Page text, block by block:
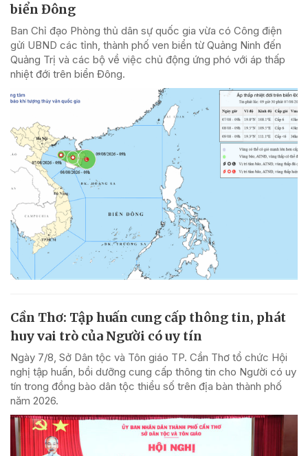
biển Đông
Ban Chỉ đạo Phòng thủ dân sự quốc gia vừa có Công điện
gửi UBND các tỉnh, thành phố ven biển từ Quảng Ninh đến
Quảng Trị và các bộ về việc chủ động ứng phó với áp thấp
nhiệt đới trên biển Đông.
Cần Thơ: Tập huấn cung cấp thông tin, phát
huy vai trò của Người có uy tín
Ngày 7/8, Sở Dân tộc và Tôn giáo TP. Cần Thơ tổ chức Hội
nghị tập huấn, bồi dưỡng cung cấp thông tin cho Người có uy
tín trong đồng bào dân tộc thiểu số trên địa bàn thành phố
năm 2026.